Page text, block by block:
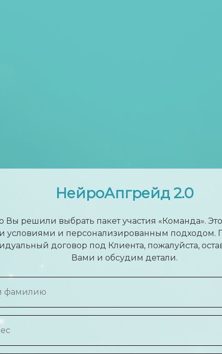
НейроАпгрейд 2.0
Вы решили выбрать пакет участия «Команда».
и персонализированным подходом.
договор под Клиента, пожалуйста,
Вами и обсудим детали.